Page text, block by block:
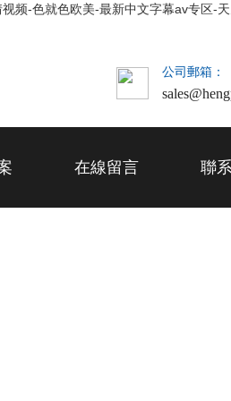
-色就色欧美-最新中文字幕av专区-
公司郵箱：
在線留言 聯